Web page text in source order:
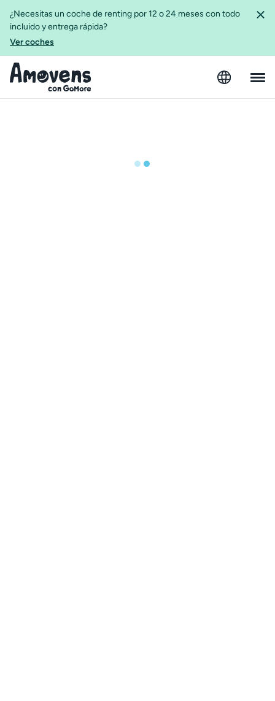
¿Necesitas un coche de renting por 12 o 24 meses con todo
incluido y entrega rápida?
Ver coches